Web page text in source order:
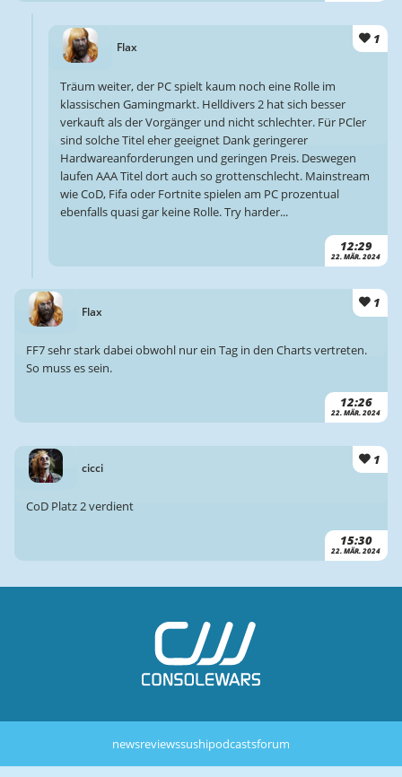
Flax
1
12:29
22. MÄR. 2024
Träum weiter, der PC spielt kaum noch eine Rolle im
klassischen Gamingmarkt. Helldivers 2 hat sich besser
verkauft als der Vorgänger und nicht schlechter. Für PCler
sind solche Titel eher geeignet Dank geringerer
Hardwareanforderungen und geringen Preis. Deswegen
laufen AAA Titel dort auch so grottenschlecht. Mainstream
wie CoD, Fifa oder Fortnite spielen am PC prozentual
ebenfalls quasi gar keine Rolle. Try harder...
Flax
1
12:26
22. MÄR. 2024
FF7 sehr stark dabei obwohl nur ein Tag in den Charts vertreten.
So muss es sein.
cicci
1
15:30
22. MÄR. 2024
CoD Platz 2 verdient
newsreviewssushipodcastsforum